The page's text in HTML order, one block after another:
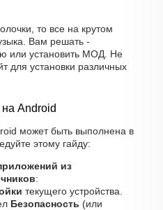
то все на крутом
Вам решать -
или установить МОД. Не
для установки различных
Android
может быть выполнена в
этому гайду:
из
:
текущего устройства.
Безопасность (или